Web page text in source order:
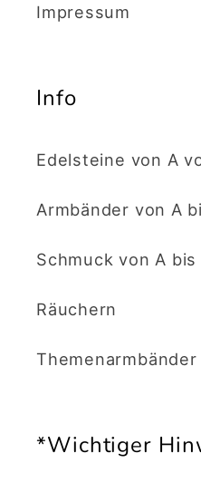
Impressum
Info
Edelsteine von A
Armbänder von A
Schmuck von A bis
Räuchern
Themenarmbänder
*Wichtiger